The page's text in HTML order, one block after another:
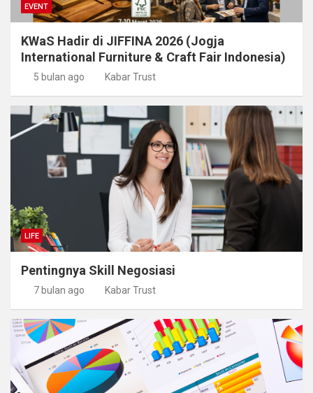
EVENT
KWaS Hadir di JIFFINA 2026 (Jogja
International Furniture & Craft Fair Indonesia)
5 bulan ago Kabar Trust
LIFE
Pentingnya Skill Negosiasi
7 bulan ago Kabar Trust